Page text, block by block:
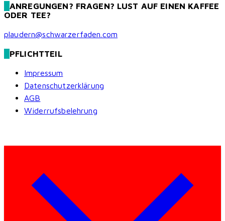
ANREGUNGEN? FRAGEN? LUST AUF EINEN KAFFEE
ODER TEE?
plaudern@schwarzerfaden.com
PFLICHTTEIL
Impressum
Datenschutzerklärung
AGB
Widerrufsbelehrung